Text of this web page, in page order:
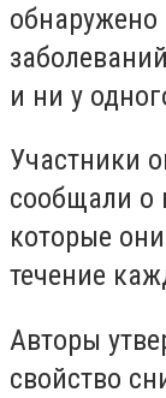
обнаружено
и ни у
Участники
сообщали о
которые
течение
Авторы
свойство